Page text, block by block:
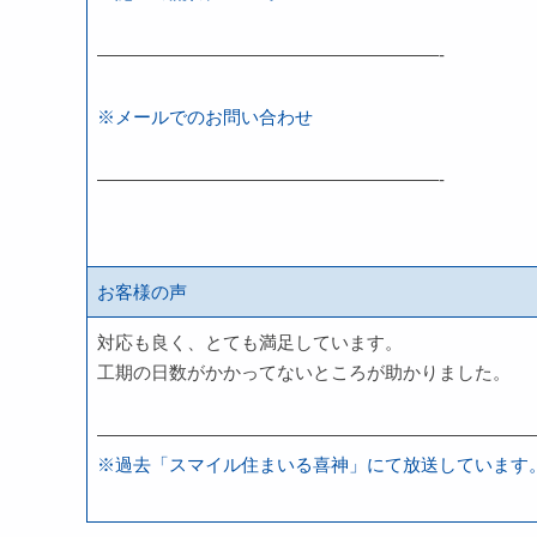
———————————————————-
※メールでのお問い合わせ
———————————————————-
お客様の声
対応も良く、とても満足しています。
工期の日数がかかってないところが助かりました。
————————————————————————–
※過去「スマイル住まいる喜神」にて放送しています